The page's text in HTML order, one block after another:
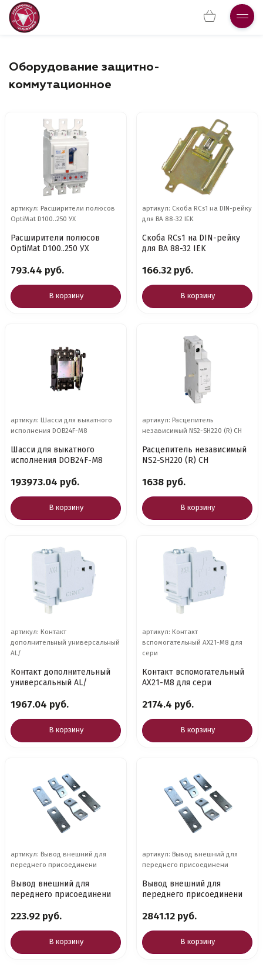
Оборудование защитно-
коммутационное
артикул: Расширители полюсов
OptiMat D100..250 УХ
Расширители полюсов
OptiMat D100..250 УХ
793.44 руб.
В корзину
артикул: Скоба RCs1 на DIN-рейку
для ВА 88-32 IEK
Скоба RCs1 на DIN-рейку
для ВА 88-32 IEK
166.32 руб.
В корзину
артикул: Шасси для выкатного
исполнения DOB24F-M8
Шасси для выкатного
исполнения DOB24F-M8
193973.04 руб.
В корзину
артикул: Расцепитель
независимый NS2-SH220 (R) CH
Расцепитель независимый
NS2-SH220 (R) CH
1638 руб.
В корзину
артикул: Контакт
дополнительный универсальный
AL/
Контакт дополнительный
универсальный AL/
1967.04 руб.
В корзину
артикул: Контакт
вспомогательный AX21-M8 для
сери
Контакт вспомогательный
AX21-M8 для сери
2174.4 руб.
В корзину
артикул: Вывод внешний для
переднего присоединени
Вывод внешний для
переднего присоединени
223.92 руб.
В корзину
артикул: Вывод внешний для
переднего присоединени
Вывод внешний для
переднего присоединени
2841.12 руб.
В корзину